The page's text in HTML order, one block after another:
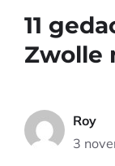
11
Zwolle
Roy
3